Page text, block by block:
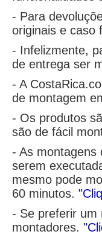
- Para
originais e caso
- Infelizmente,
de entrega ser
- A
de montagem
- Os produtos
são de fácil
- As
serem
mesmo pode
60 minutos.
- Se preferir um
montadores.